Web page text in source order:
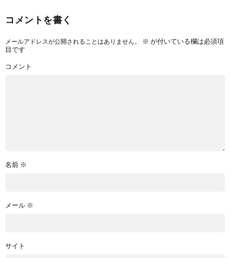
コメントを書く
メールアドレスが公開されることはありません。 ※ が付いている欄は必須項
目です
コメント
名前 ※
メール ※
サイト